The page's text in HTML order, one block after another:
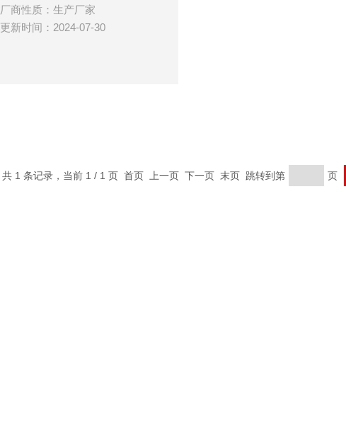
厂商性质：生产厂家
更新时间：2024-07-30
共 1 条记录，当前 1 / 1 页 首页 上一页 下一页 末页 跳转到第 页